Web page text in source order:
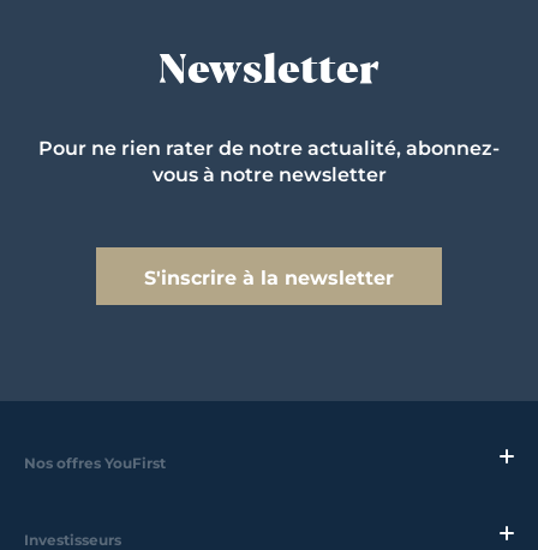
Newsletter
Pour ne rien rater de notre actualité, abonnez-
vous à notre newsletter
S'inscrire à la newsletter
Nos offres YouFirst
Investisseurs